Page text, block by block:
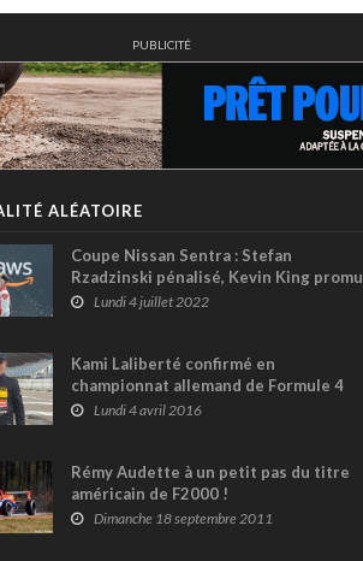
PUBLICITÉ
ALÉATOIRE
Coupe Nissan Sentra : Stefan
Rzadzinski pénalisé, Kevin King promu
vainqueur de la course 2 au GP du
Lundi 4 juillet 2022
Kami Laliberté confirmé en
championnat allemand de Formule 4
Lundi 4 avril 2016
Rémy Audette à un petit pas du titre
américain de F2000 !
Dimanche 18 septembre 2011